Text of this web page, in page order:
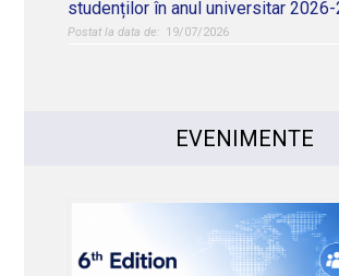
studenților în anul universitar
19/07/2026
EVENIMENTE